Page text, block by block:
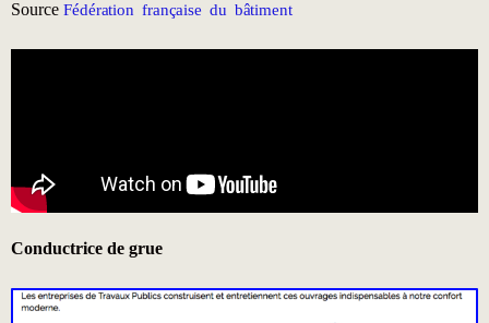
Source Fédération française du bâtiment
Conductrice de grue